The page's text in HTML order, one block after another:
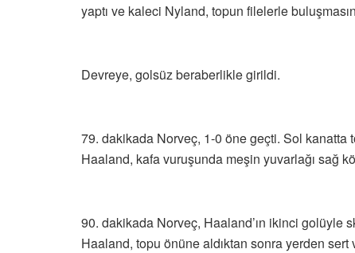
yaptı ve kaleci Nyland, topun filelerle
Devreye, golsüz beraberlikle girildi.
79. dakikada Norveç, 1-0 öne geçti. Sol kanatta
Haaland, kafa vuruşunda meşin yuvarlağı sağ
90. dakikada Norveç, Haaland’ın ikinci golüyle
Haaland, topu önüne aldıktan sonra yerden